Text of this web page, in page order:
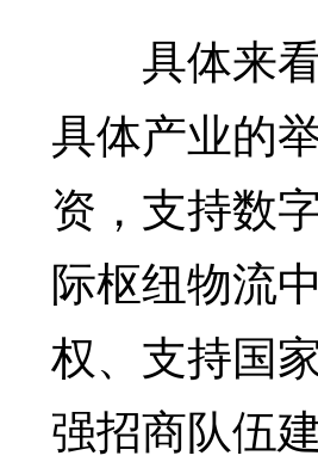
具体来看
具体产业的
资，支持数
际枢纽物流
权、支持国
强招商队伍